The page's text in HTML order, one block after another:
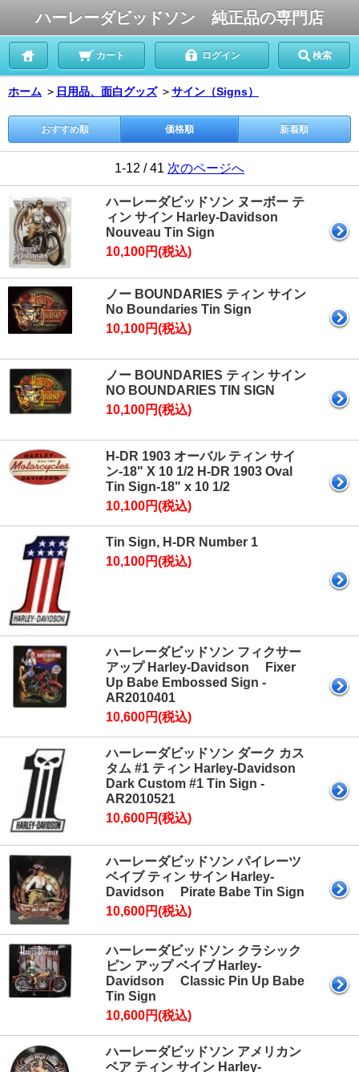
ハーレーダビッドソン 純正品の専門店
カート ログイン 検索
ホーム ＞ 日用品、面白グッズ ＞サイン（Signs）
おすすめ順 価格順 新着順
1-12 / 41 次のページへ
ハーレーダビッドソン ヌーボー テ
ィン サイン Harley-Davidson
Nouveau Tin Sign
10,100円(税込)
ノー BOUNDARIES ティン サイン
No Boundaries Tin Sign
10,100円(税込)
ノー BOUNDARIES ティン サイン
NO BOUNDARIES TIN SIGN
10,100円(税込)
H-DR 1903 オーバル ティン サイ
ン-18" X 10 1/2 H-DR 1903 Oval
Tin Sign-18" x 10 1/2
10,100円(税込)
Tin Sign, H-DR Number 1
10,100円(税込)
ハーレーダビッドソン フィクサー
アップ Harley-Davidson Fixer
Up Babe Embossed Sign -
AR2010401
10,600円(税込)
ハーレーダビッドソン ダーク カス
タム #1 ティン Harley-Davidson
Dark Custom #1 Tin Sign -
AR2010521
10,600円(税込)
ハーレーダビッドソン パイレーツ
ベイブ ティン サイン Harley-
Davidson Pirate Babe Tin Sign
10,600円(税込)
ハーレーダビッドソン クラシック
ピン アップ ベイブ Harley-
Davidson Classic Pin Up Babe
Tin Sign
10,600円(税込)
ハーレーダビッドソン アメリカン
ベア ティン サイン Harley-